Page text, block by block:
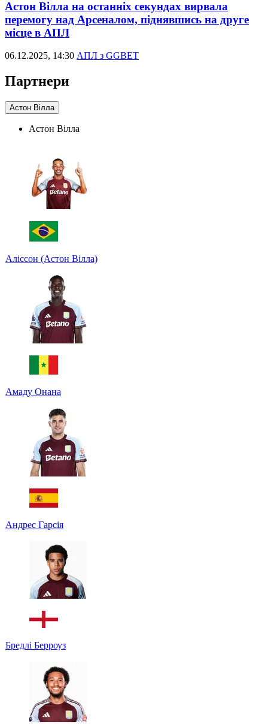
Астон Вілла на останніх секундах вирвала
перемогу над Арсеналом, піднявшись на друге
місце в АПЛ
06.12.2025, 14:30 АПЛ з GGBET
Партнери
Астон Вілла
Астон Вілла
Аліссон (Астон Вілла)
Амаду Онана
Андрес Гарсія
Бредлі Берроуз